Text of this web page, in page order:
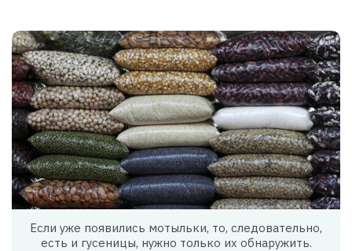
Если уже появились мотыльки, то, следовательно,
есть и гусеницы, нужно только их обнаружить.